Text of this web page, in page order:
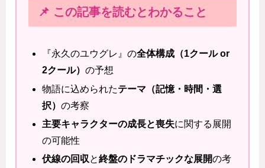
📌 この記事を読むとわかること
『永久のユウグレ』の全体構成（1クール or
2クール）の予想
物語に込められたテーマ（記憶・時間・選
択）の考察
主要キャラクターの成長と喪失に関する展開
の可能性
伏線の回収と終盤のドラマチックな展開の考